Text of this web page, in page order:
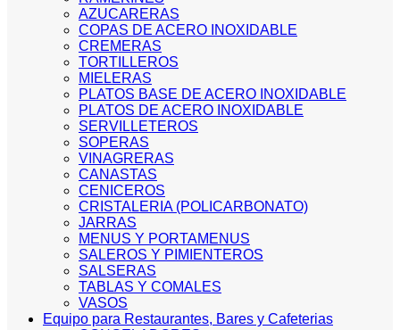
AZUCARERAS
COPAS DE ACERO INOXIDABLE
CREMERAS
TORTILLEROS
MIELERAS
PLATOS BASE DE ACERO INOXIDABLE
PLATOS DE ACERO INOXIDABLE
SERVILLETEROS
SOPERAS
VINAGRERAS
CANASTAS
CENICEROS
CRISTALERIA (POLICARBONATO)
JARRAS
MENUS Y PORTAMENUS
SALEROS Y PIMIENTEROS
SALSERAS
TABLAS Y COMALES
VASOS
Equipo para Restaurantes, Bares y Cafeterias